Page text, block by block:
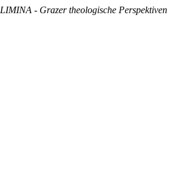
LIMINA - Grazer theologische Perspektiven